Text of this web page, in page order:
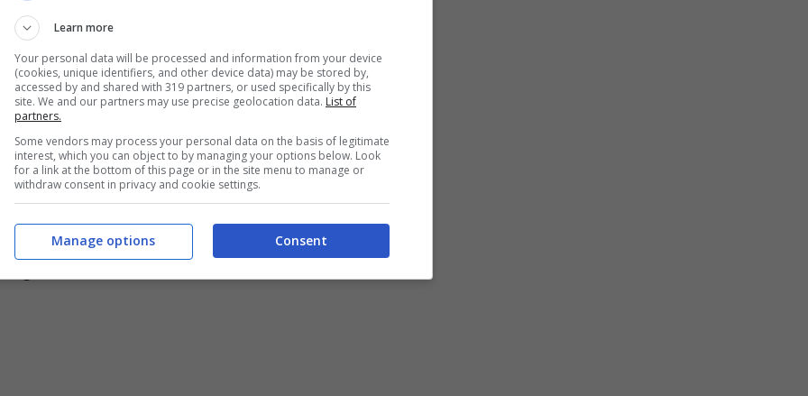
un anno da quando si finisce di girare ed in
la testa perché non sapevo cosa volevo
te lo giuro”.Poi però c’è stato un
di girare una scena si avvicina a lui e
mai il suo talento.
che mi diceva, era molto umano e questa
spiegato Artem. Poi sul set, nell’ultimo giorno di
Learn more
Your personal data will be processed and information from your device
(cookies, unique identifiers, and other device data) may be stored by,
accessed by and shared with 319 partners, or used specifically by this
site. We and our partners may use precise geolocation data. List of
partners.
Some vendors may process your personal data on the basis of legitimate
interest, which you can object to by managing your options below. Look
for a link at the bottom of this page or in the site menu to manage or
withdraw consent in privacy and cookie settings.
Consent
Manage options